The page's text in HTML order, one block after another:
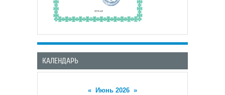
КАЛЕНДАРЬ
« Июнь 2026 »